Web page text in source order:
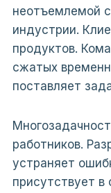
неотъемлемой
индустрии.
продуктов.
сжатых
поставляет
работников.
устраняет
присутствует